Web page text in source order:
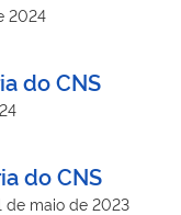
2024
do CNS
do CNS
de maio de 2023